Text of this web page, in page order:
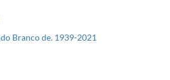
Branco de. 1939-2021